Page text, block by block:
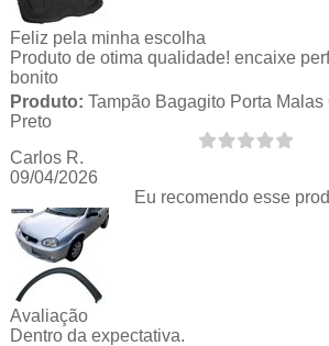
Feliz pela minha escolha
Produto de otima qualidade! encaixe
bonito
Produto: Tampão Bagagito Porta
Preto
Carlos R.
09/04/2026
Eu recomendo esse
Avaliação
Dentro da expectativa.